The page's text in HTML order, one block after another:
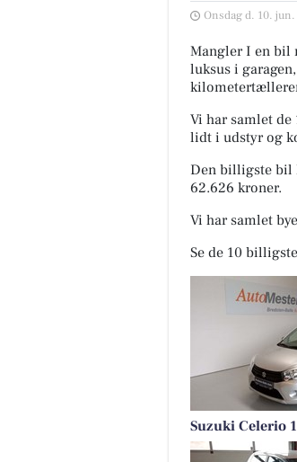
Onsdag d. 10.
Mangler I en bil
luksus i
Vi har samlet
lidt i udstyr og
Den billigste bil
62.626 kroner.
Vi har samlet
Se de 10 billigste
Suzuki Celerio